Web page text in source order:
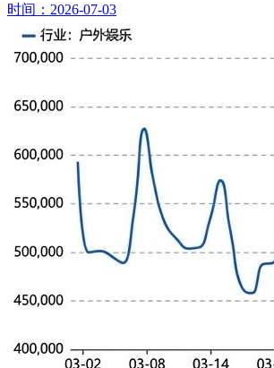
时间：2026-07-03